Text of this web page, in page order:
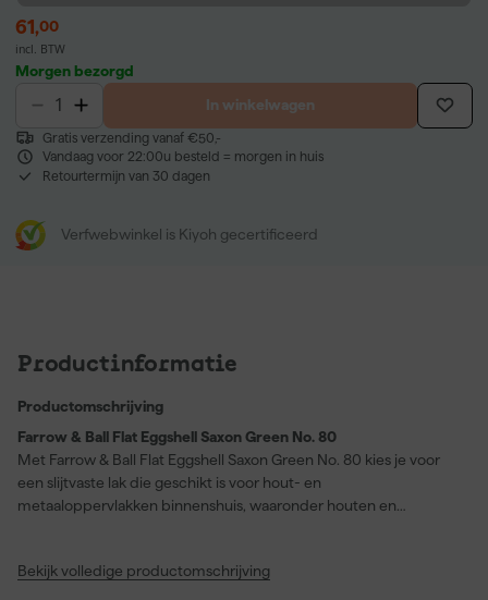
61,00
incl. BTW
Morgen bezorgd
In winkelwagen
Gratis verzending vanaf €50,-
Vandaag voor 22:00u besteld = morgen in huis
Retourtermijn van 30 dagen
Verfwebwinkel is Kiyoh gecertificeerd
Productinformatie
Productomschrijving
Farrow & Ball Flat Eggshell Saxon Green No. 80
Met Farrow & Ball Flat Eggshell Saxon Green No. 80 kies je voor
een slijtvaste lak die geschikt is voor hout- en
metaaloppervlakken binnenshuis, waaronder houten en
eiglans afwerking (20% glans) en een schrobklasse 1, waardoor
Bekijk volledige productomschrijving